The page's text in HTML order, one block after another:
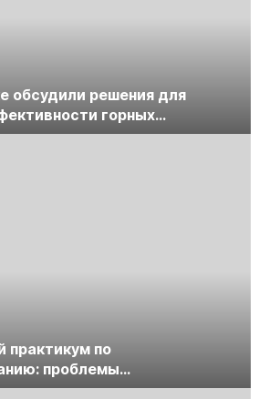
обсудили решения для
горных
практикум по
проблемы
цифровизации, экспертизы